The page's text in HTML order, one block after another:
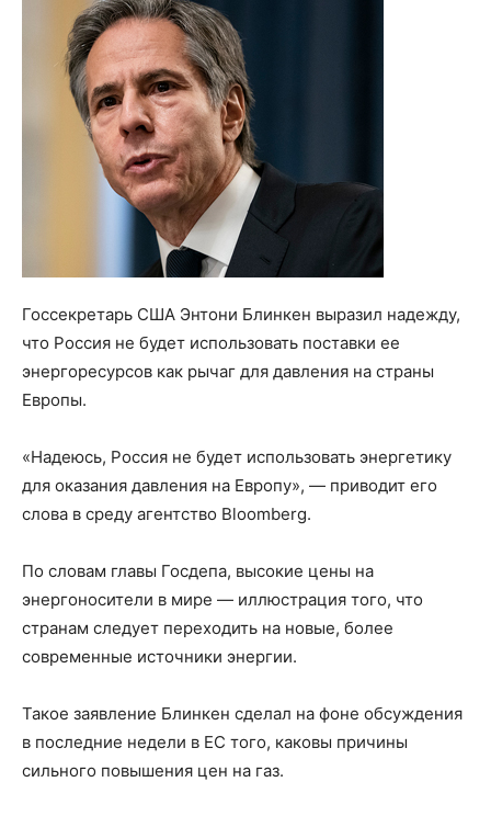
Госсекретарь США Энтони Блинкен выразил надежду,
что Россия не будет использовать поставки ее
энергоресурсов как рычаг для давления на страны
Европы.
«Надеюсь, Россия не будет использовать энергетику
для оказания давления на Европу», — приводит его
слова в среду агентство Bloomberg.
По словам главы Госдепа, высокие цены на
энергоносители в мире — иллюстрация того, что
странам следует переходить на новые, более
современные источники энергии.
Такое заявление Блинкен сделал на фоне обсуждения
в последние недели в ЕС того, каковы причины
сильного повышения цен на газ.